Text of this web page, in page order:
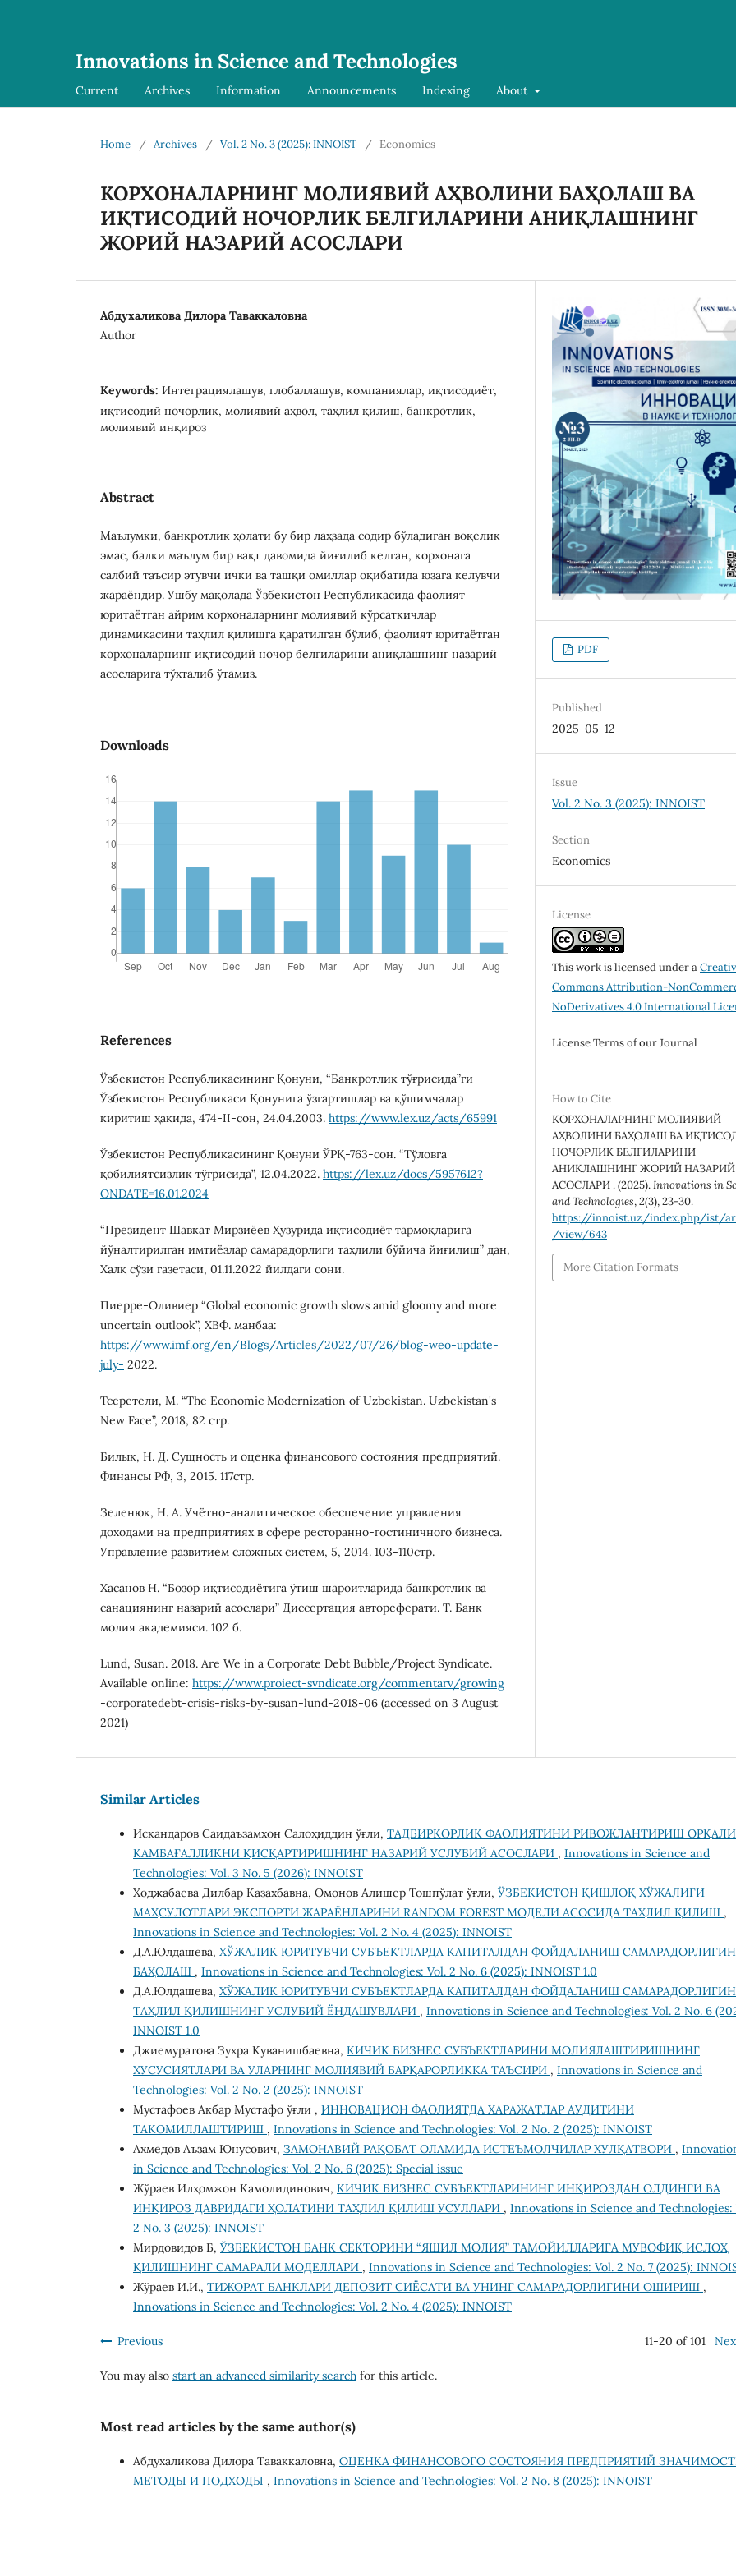
Innovations in Science and Technologies
Current Archives Information Announcements Indexing About
Home / Archives / Vol. 2 No. 3 (2025): INNOIST / Economics
КОРХОНАЛАРНИНГ МОЛИЯВИЙ АҲВОЛИНИ БАҲОЛАШ ВА
ИҚТИСОДИЙ НОЧОРЛИК БЕЛГИЛАРИНИ АНИҚЛАШНИНГ
ЖОРИЙ НАЗАРИЙ АСОСЛАРИ
Абдухаликова Дилора Таваккаловна
Author
Keywords: Интеграциялашув, глобаллашув, компаниялар, иқтисодиёт,
иқтисодий ночорлик, молиявий аҳвол, таҳлил қилиш, банкротлик,
молиявий инқироз
Abstract
Маълумки, банкротлик ҳолати бу бир лаҳзада содир бўладиган воқелик
эмас, балки маълум бир вақт давомида йиғилиб келган, корхонага
салбий таъсир этувчи ички ва ташқи омиллар оқибатида юзага келувчи
жараёндир. Ушбу мақолада Ўзбекистон Республикасида фаолият
юритаётган айрим корхоналарнинг молиявий кўрсаткичлар
динамикасини таҳлил қилишга қаратилган бўлиб, фаолият юритаётган
корхоналарнинг иқтисодий ночор белгиларини аниқлашнинг назарий
асосларига тўхталиб ўтамиз.
Downloads
References
Ўзбекистон Республикасининг Қонуни, “Банкротлик тўғрисида”ги
Ўзбекистон Республикаси Қонунига ўзгартишлар ва қўшимчалар
киритиш ҳақида, 474-II-cон, 24.04.2003. https://www.lex.uz/acts/65991
Ўзбекистон Республикасининг Қонуни ЎРҚ-763-сон. “Тўловга
қобилиятсизлик тўғрисида”, 12.04.2022. https://lex.uz/docs/5957612?
ONDATE=16.01.2024
“Президент Шавкат Мирзиёев Ҳузурида иқтисодиёт тармоқларига
йўналтирилган имтиёзлар самарадорлиги таҳлили бўйича йиғилиш” дан,
Халқ сўзи газетаси, 01.11.2022 йилдаги сони.
Пиерре-Оливиер “Global economic growth slows amid gloomy and more
uncertain outlook”, ХВФ. манбаа:
https://www.imf.org/en/Blogs/Articles/2022/07/26/blog-weo-update-
july- 2022.
Тсеретели, M. “The Economic Modernization of Uzbekistan. Uzbekistan's
New Face”, 2018, 82 стр.
Билык, Н. Д. Сущность и оценка финансового состояния предприятий.
Финансы РФ, 3, 2015. 117стр.
Зеленюк, Н. А. Учётно-аналитическое обеспечение управления
доходами на предприятиях в сфере ресторанно-гостиничного бизнеса.
Управление развитием сложных систем, 5, 2014. 103-110стр.
Хасанов Н. “Бозор иқтисодиётига ўтиш шароитларида банкротлик ва
санациянинг назарий асослари” Диссертация автореферати. Т. Банк
молия академияси. 102 б.
Lund, Susan. 2018. Are We in a Corporate Debt Bubble/Project Syndicate.
Available online: https://www.proiect-svndicate.org/commentarv/growing
-corporatedebt-crisis-risks-by-susan-lund-2018-06 (accessed on 3 August
2021)
PDF
Published
2025-05-12
Issue
Vol. 2 No. 3 (2025): INNOIST
Section
Economics
License
This work is licensed under a
Commons Attribution-
NoDerivatives 4.0 International
License Terms of our Journal
How to Cite
КОРХОНАЛАРНИНГ МОЛИЯВИЙ
АҲВОЛИНИ БАҲОЛАШ ВА
НОЧОРЛИК БЕЛГИЛАРИНИ
АНИҚЛАШНИНГ ЖОРИЙ НАЗАРИЙ
АСОСЛАРИ . (2025).Innovations in
and Technologies,2(3), 23-30.
https://innoist.uz/index.php/ist/
/view/643
More Citation Formats
Similar Articles
Искандаров Саидаъзамхон Салоҳиддин ўғли, ТАДБИРКОРЛИК ФАОЛИЯТИНИ РИВОЖЛАНТИРИШ ОРҚАЛИ
КАМБАҒАЛЛИКНИ ҚИСҚАРТИРИШНИНГ НАЗАРИЙ УСЛУБИЙ АСОСЛАРИ , Innovations in Science and
Technologies: Vol. 3 No. 5 (2026): INNOIST
Ходжабаева Дилбар Казахбавна, Омонов Алишер Тошпўлат ўғли, ЎЗБЕКИСТОН ҚИШЛОҚ ХЎЖАЛИГИ
МАҲСУЛОТЛАРИ ЭКСПОРТИ ЖАРАЁНЛАРИНИ RANDOM FOREST МОДЕЛИ АСОСИДА ТАҲЛИЛ ҚИЛИШ ,
Innovations in Science and Technologies: Vol. 2 No. 4 (2025): INNOIST
Д.А.Юлдашева, ХЎЖАЛИК ЮРИТУВЧИ СУБЪЕКТЛАРДА КАПИТАЛДАН ФОЙДАЛАНИШ
БАҲОЛАШ , Innovations in Science and Technologies: Vol. 2 No. 6 (2025): INNOIST 1.0
Д.А.Юлдашева, ХЎЖАЛИК ЮРИТУВЧИ СУБЪЕКТЛАРДА КАПИТАЛДАН ФОЙДАЛАНИШ
ТАҲЛИЛ ҚИЛИШНИНГ УСЛУБИЙ ЁНДАШУВЛАРИ , Innovations in Science and Technologies: Vol. 2 No. 6
INNOIST 1.0
Джиемуратова Зухра Куванишбаевна, КИЧИК БИЗНЕС СУБЪЕКТЛАРИНИ МОЛИЯЛАШТИРИШНИНГ
ХУСУСИЯТЛАРИ ВА УЛАРНИНГ МОЛИЯВИЙ БАРҚАРОРЛИККА ТАЪСИРИ , Innovations in Science and
Technologies: Vol. 2 No. 2 (2025): INNOIST
Мустафоев Акбар Мустафо ўғли , ИННОВАЦИОН ФАОЛИЯТДА ХАРАЖАТЛАР АУДИТИНИ
ТАКОМИЛЛАШТИРИШ , Innovations in Science and Technologies: Vol. 2 No. 2 (2025): INNOIST
Ахмедов Аъзам Юнусович, ЗАМОНАВИЙ РАҚОБАТ ОЛАМИДА ИСТЕЪМОЛЧИЛАР ХУЛҚАТВОРИ ,
in Science and Technologies: Vol. 2 No. 6 (2025): Special issue
Жўраев Илҳомжон Камолидинович, КИЧИК БИЗНЕС СУБЪЕКТЛАРИНИНГ ИНҚИРОЗДАН ОЛДИНГИ ВА
ИНҚИРОЗ ДАВРИДАГИ ҲОЛАТИНИ ТАҲЛИЛ ҚИЛИШ УСУЛЛАРИ , Innovations in Science and Technologies:
2 No. 3 (2025): INNOIST
Мирдовидов Б, ЎЗБЕКИСТОН БАНК СЕКТОРИНИ “ЯШИЛ МОЛИЯ” ТАМОЙИЛЛАРИГА МУВОФИҚ ИСЛОҲ
ҚИЛИШНИНГ САМАРАЛИ МОДЕЛЛАРИ , Innovations in Science and Technologies: Vol. 2 No. 7 (2025):
Жўраев И.И., ТИЖОРАТ БАНКЛАРИ ДЕПОЗИТ СИЁСАТИ ВА УНИНГ САМАРАДОРЛИГИНИ ОШИРИШ ,
Innovations in Science and Technologies: Vol. 2 No. 4 (2025): INNOIST
Previous 11-20 of 101
You may also start an advanced similarity search for this article.
Most read articles by the same author(s)
Абдухаликова Дилора Таваккаловна, ОЦЕНКА ФИНАНСОВОГО СОСТОЯНИЯ ПРЕДПРИЯТИЙ
МЕТОДЫ И ПОДХОДЫ , Innovations in Science and Technologies: Vol. 2 No. 8 (2025): INNOIST